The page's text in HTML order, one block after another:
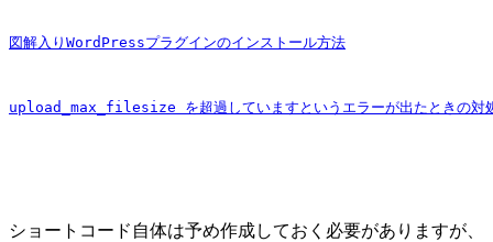
図解入りWordPressプラグインのインストール方法
upload_max_filesize を超過していますというエラーが出たときの対
ショートコード自体は予め作成しておく必要がありますが、